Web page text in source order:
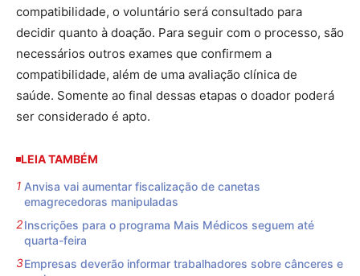
compatibilidade, o voluntário será consultado para
decidir quanto à doação. Para seguir com o processo, são
necessários outros exames que confirmem a
compatibilidade, além de uma avaliação clínica de
saúde. Somente ao final dessas etapas o doador poderá
ser considerado é apto.
LEIA TAMBÉM
Anvisa vai aumentar fiscalização de canetas
emagrecedoras manipuladas
Inscrições para o programa Mais Médicos seguem até
quarta-feira
Empresas deverão informar trabalhadores sobre cânceres e